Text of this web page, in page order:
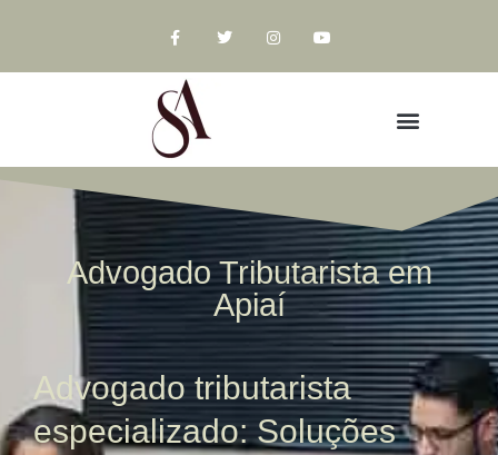
Advogado Tributarista em
Apiaí
Advogado tributarista
especializado: Soluções